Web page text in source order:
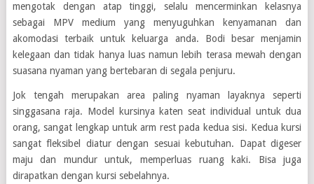
mengotak dengan atap tinggi, selalu mencerminkan kelasnya
sebagai MPV medium yang menyuguhkan kenyamanan dan
akomodasi terbaik untuk keluarga anda. Bodi besar menjamin
kelegaan dan tidak hanya luas namun lebih terasa mewah dengan
suasana nyaman yang bertebaran di segala penjuru.
Jok tengah merupakan area paling nyaman layaknya seperti
singgasana raja. Model kursinya katen seat individual untuk dua
orang, sangat lengkap untuk arm rest pada kedua sisi. Kedua kursi
sangat fleksibel diatur dengan sesuai kebutuhan. Dapat digeser
maju dan mundur untuk, memperluas ruang kaki. Bisa juga
dirapatkan dengan kursi sebelahnya.